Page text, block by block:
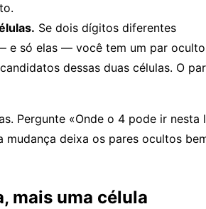
Se dois dígitos diferentes
e só elas — você tem um par
dessas duas células. O
Pergunte «Onde o 4 pode ir nesta
mudança deixa os pares ocultos
mais uma célula